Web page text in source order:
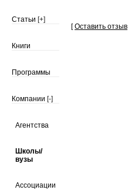
Статьи [+]
Книги
Программы
Компании [-]
Агентства
Школы/
вузы
Ассоциации
[Оставить отзыв